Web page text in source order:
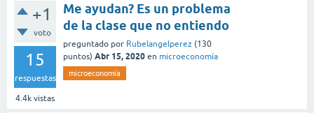
+1
voto
15
respuestas
4.4k vistas
Me ayudan? Es un problema
de la clase que no entiendo
preguntado por Rubelangelperez (130
puntos) Abr 15, 2020 en microeconomía
microeconomía